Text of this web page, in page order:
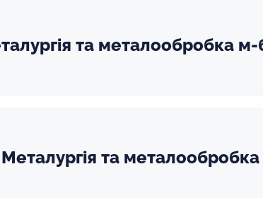
та металообробка
та